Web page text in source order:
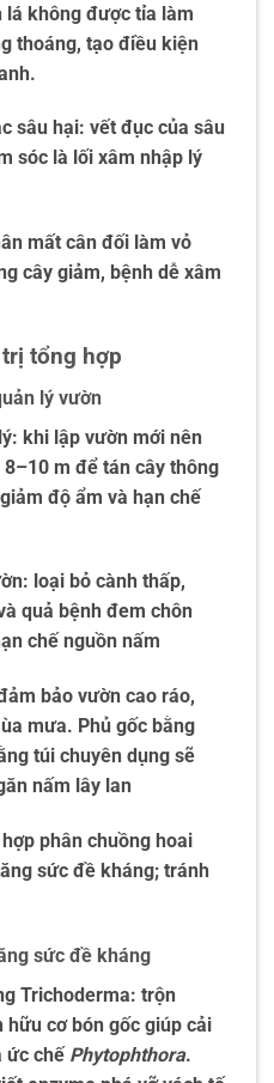
lá không được tỉa làm
thoáng, tạo điều kiện
sâu hại: vết đục của sâu
sóc là lối xâm nhập lý
mất cân đối làm vỏ
cây giảm, bệnh dễ xâm
tổng hợp
lý vườn
khi lập vườn mới nên
m để tán cây thông
độ ẩm và hạn chế
loại bỏ cành thấp,
quả bệnh đem chôn
chế nguồn nấm
bảo vườn cao ráo,
mưa. Phủ gốc bằng
túi chuyên dụng sẽ
nấm lây lan
phân chuồng hoai
sức đề kháng; tránh
sức đề kháng
Trichoderma: trộn
cơ bón gốc giúp cải
ức chế Phytophthora.